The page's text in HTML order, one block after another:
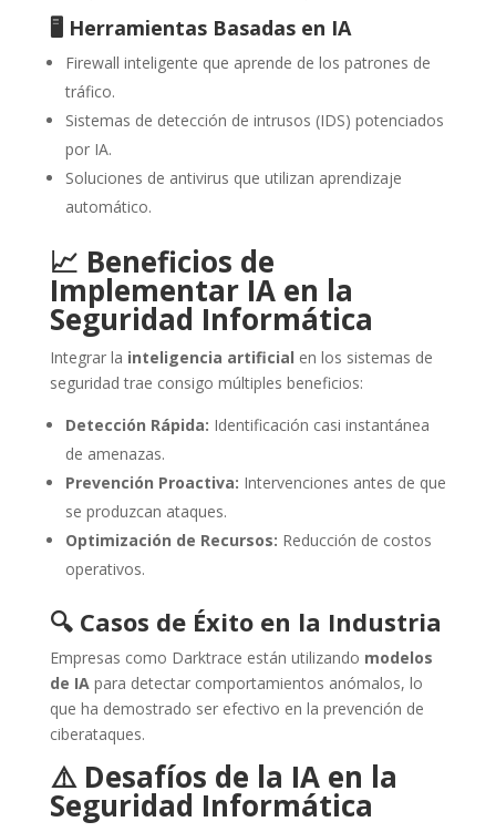
🖥️ Herramientas Basadas en IA
Firewall inteligente que aprende de los patrones de
tráfico.
Sistemas de detección de intrusos (IDS) potenciados
por IA.
Soluciones de antivirus que utilizan aprendizaje
automático.
📈 Beneficios de
Implementar IA en la
Seguridad Informática
Integrar la inteligencia artificial en los sistemas de
seguridad trae consigo múltiples beneficios:
Detección Rápida: Identificación casi instantánea
de amenazas.
Prevención Proactiva: Intervenciones antes de que
se produzcan ataques.
Optimización de Recursos: Reducción de costos
operativos.
🔍 Casos de Éxito en la Industria
Empresas como Darktrace están utilizando modelos
de IApara detectar comportamientos anómalos, lo
que ha demostrado ser efectivo en la prevención de
ciberataques.
⚠️ Desafíos de la IA en la
Seguridad Informática